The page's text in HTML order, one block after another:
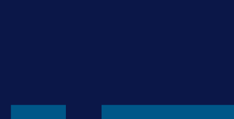
rekao o transferu